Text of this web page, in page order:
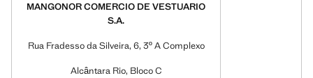
MANGONOR COMERCIO DE VESTUARIO
S.A.
Rua Fradesso da Silveira, 6, 3º A Complexo
Alcântara Rio, Bloco C